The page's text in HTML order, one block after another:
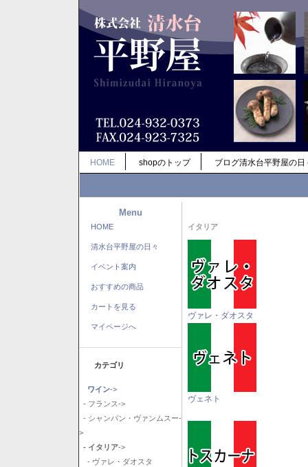
HOME shopのトップ ブログ清水台平野屋の日
Menu
HOME
清水台平野屋の日々
イベント案内
おすすめの商品
カートを見る
マイページへ
カテゴリ
ワイン->
- フランス->
- シャンパン・ヴァンムスー-
>
- イタリア->
- ヴァレ・ダオスタ
イタリア
ヴァレ・ダオスタ
ヴェネト